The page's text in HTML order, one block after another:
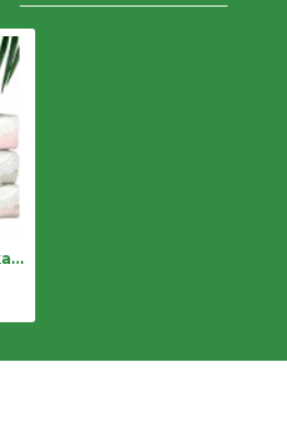
3-6-9-12 Ay Bebe Yaka Çiçek Nakışlı Pamuklu Petek Penye Yazlık Kız Bebek Tulumu